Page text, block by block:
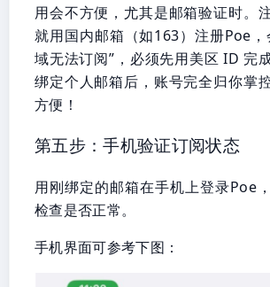
用会不方便，尤其是邮箱验证时。
就用国内邮箱（如163）注册Poe，
域无法订阅”，必须先用美区 ID 完
绑定个人邮箱后，账号完全归你掌
方便！
第五步：手机验证订阅状态
用刚绑定的邮箱在手机上登录Poe
检查是否正常。
手机界面可参考下图：